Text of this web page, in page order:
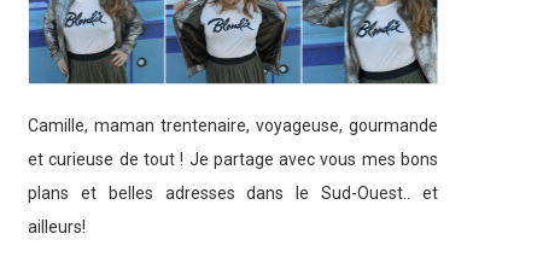
Camille, maman trentenaire, voyageuse, gourmande
et curieuse de tout ! Je partage avec vous mes bons
plans et belles adresses dans le Sud-Ouest.. et
ailleurs!